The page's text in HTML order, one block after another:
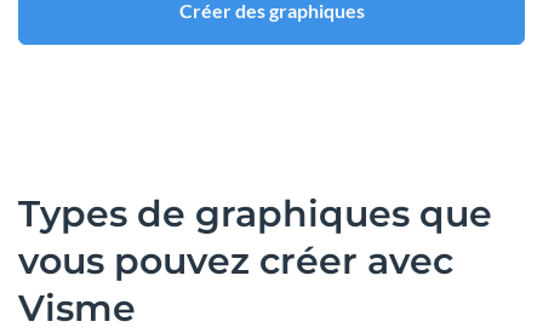
Créer des graphiques
Types de graphiques que
vous pouvez créer avec
Visme